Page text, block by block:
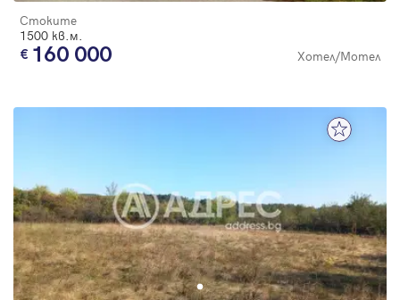
Стоките
1500 кв.м.
160 000 Хотел/Мотел